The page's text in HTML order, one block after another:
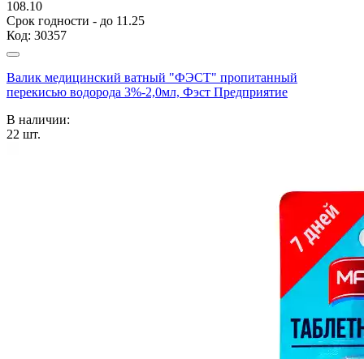
108.10
Срок годности - до 11.25
Код: 30357
Валик медицинский ватный "ФЭСТ" пропитанный
перекисью водорода 3%-2,0мл, Фэст Предприятие
В наличии:
22 шт.